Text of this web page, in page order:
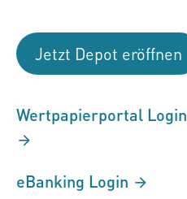
Jetzt Depot eröffnen
Wertpapierportal Login
eBanking Login